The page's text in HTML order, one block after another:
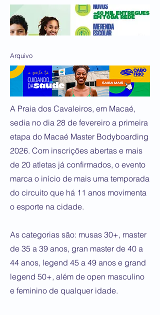
Arquivo
A Praia dos Cavaleiros, em Macaé,
sedia no dia 28 de fevereiro a primeira
etapa do Macaé Master Bodyboarding
2026. Com inscrições abertas e mais
de 20 atletas já confirmados, o evento
marca o início de mais uma temporada
do circuito que há 11 anos movimenta
o esporte na cidade.
As categorias são: musas 30+, master
de 35 a 39 anos, gran master de 40 a
44 anos, legend 45 a 49 anos e grand
legend 50+, além de open masculino
e feminino de qualquer idade.